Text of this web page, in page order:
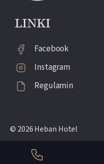
LINKI
Facebook
Instagram
Regulamin
© 2026 Heban Hotel